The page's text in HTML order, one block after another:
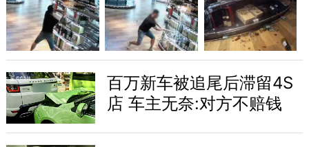
百万新车被追尾后滞留4S
店 车主无奈:对方不赔钱